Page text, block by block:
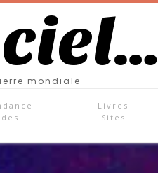
mondiale
Livres
Sites